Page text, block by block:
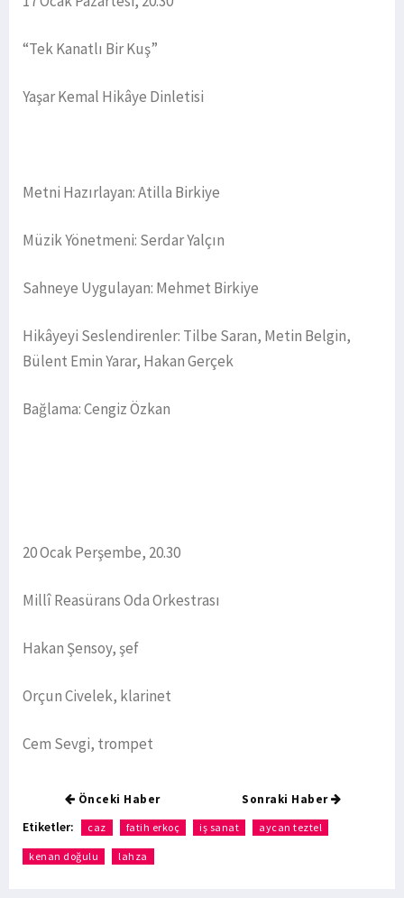
“Tek Kanatlı Bir Kuş”
Yaşar Kemal Hikâye Dinletisi
Metni Hazırlayan: Atilla Birkiye
Müzik Yönetmeni: Serdar Yalçın
Sahneye Uygulayan: Mehmet Birkiye
Hikâyeyi Seslendirenler: Tilbe Saran, Metin Belgin,
Bülent Emin Yarar, Hakan Gerçek
Bağlama: Cengiz Özkan
20 Ocak Perşembe, 20.30
Millî Reasürans Oda Orkestrası
Hakan Şensoy, şef
Orçun Civelek, klarinet
Cem Sevgi, trompet
Önceki Haber Sonraki Haber
Etiketler: caz fatih erkoç iş sanat aycan teztel
kenan doğulu lahza